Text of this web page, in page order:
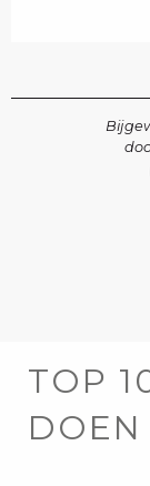
TOP
DOEN